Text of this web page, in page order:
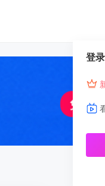
登